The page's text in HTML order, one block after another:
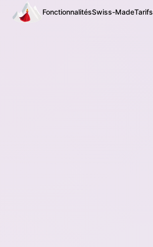
FonctionnalitésSwiss-MadeTarifs